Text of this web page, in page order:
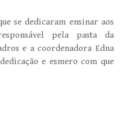
se dedicaram ensinar aos
pela pasta da
e a coordenadora Edna
e esmero com que